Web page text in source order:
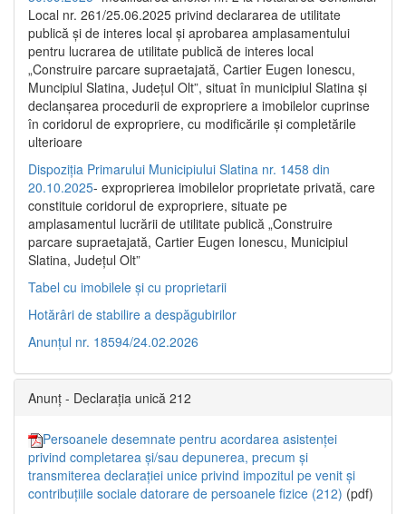
Local nr. 261/25.06.2025 privind declararea de utilitate
publică şi de interes local şi aprobarea amplasamentului
pentru lucrarea de utilitate publică de interes local
„Construire parcare supraetajată, Cartier Eugen Ionescu,
Muncipiul Slatina, Judeţul Olt”, situat în municipiul Slatina şi
declanşarea procedurii de expropriere a imobilelor cuprinse
în coridorul de expropriere, cu modificările şi completările
ulterioare
Dispoziția Primarului Municipiului Slatina nr. 1458 din
20.10.2025- exproprierea imobilelor proprietate privată, care
constituie coridorul de expropriere, situate pe
amplasamentul lucrării de utilitate publică „Construire
parcare supraetajată, Cartier Eugen Ionescu, Municipiul
Slatina, Județul Olt”
Tabel cu imobilele și cu proprietarii
Hotărâri de stabilire a despăgubirilor
Anunțul nr. 18594/24.02.2026
Anunț - Declarația unică 212
Persoanele desemnate pentru acordarea asistenței
privind completarea și/sau depunerea, precum și
transmiterea declarației unice privind impozitul pe venit și
contribuțiile sociale datorare de persoanele fizice (212) (pdf)